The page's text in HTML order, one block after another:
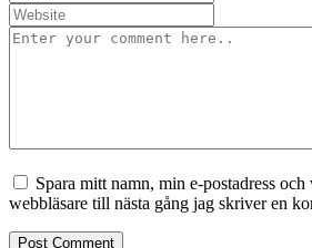
Spara mitt namn, min e-postadress
webbläsare till nästa gång jag skriver en